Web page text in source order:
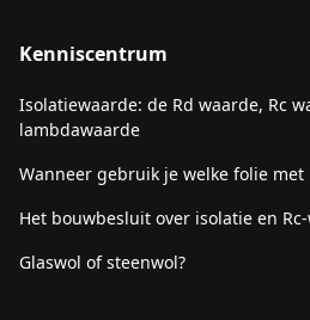
Kenniscentrum
Isolatiewaarde: de Rd waarde, Rc
lambdawaarde
Wanneer gebruik je welke folie met
Het bouwbesluit over isolatie en
Glaswol of steenwol?